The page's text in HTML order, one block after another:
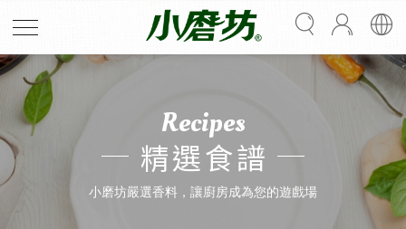
Recipes
精選食譜
小磨坊嚴選香料，讓廚房成為您的遊戲場